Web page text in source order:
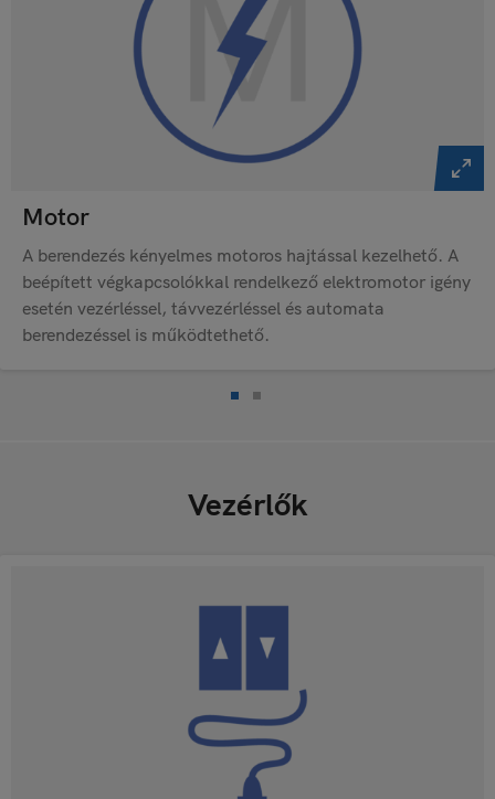
Motor
A berendezés kényelmes motoros hajtással kezelhető. A
beépített végkapcsolókkal rendelkező elektromotor igény
esetén vezérléssel, távvezérléssel és automata
berendezéssel is működtethető.
Vezérlők